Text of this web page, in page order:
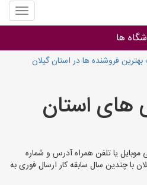
منوی
سایت
سال
ها
گروه ها
های موبایل
فروشنده ها در استان گیلان
های استان
یا تلفن همراه آدرس و شماره
با چندین سال سابقه کار ارسال فوری به